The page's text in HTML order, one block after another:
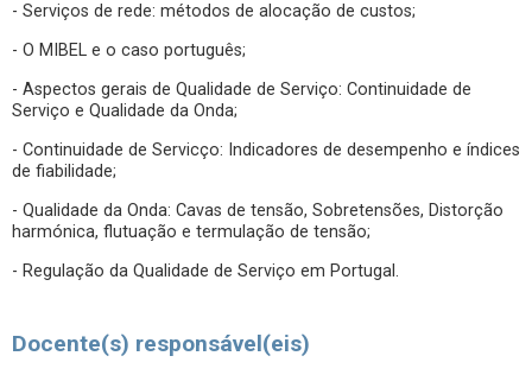
- Serviços de rede: métodos de alocação de custos;
- O MIBEL e o caso português;
- Aspectos gerais de Qualidade de Serviço: Continuidade de
Serviço e Qualidade da Onda;
- Continuidade de Servicço: Indicadores de desempenho e índices
de fiabilidade;
- Qualidade da Onda: Cavas de tensão, Sobretensões, Distorção
harmónica, flutuação e termulação de tensão;
- Regulação da Qualidade de Serviço em Portugal.
Docente(s) responsável(eis)